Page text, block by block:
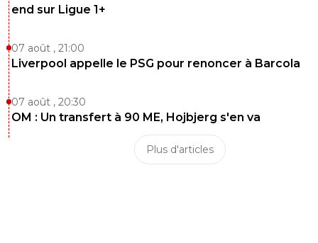
end sur Ligue 1+
07 août , 21:00
Liverpool appelle le PSG pour renoncer à Barcola
07 août , 20:30
OM : Un transfert à 90 ME, Hojbjerg s'en va
Plus d'articles